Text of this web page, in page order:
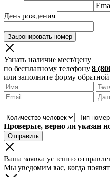
День рождения
Забронировать номер
Узнать наличие мест/цену
по бесплатному телефону 8
или заполните форму обратной
Проверьте, верно ли указан
Отправить
Ваша заявка успешно
Мы уведомим вас, когда